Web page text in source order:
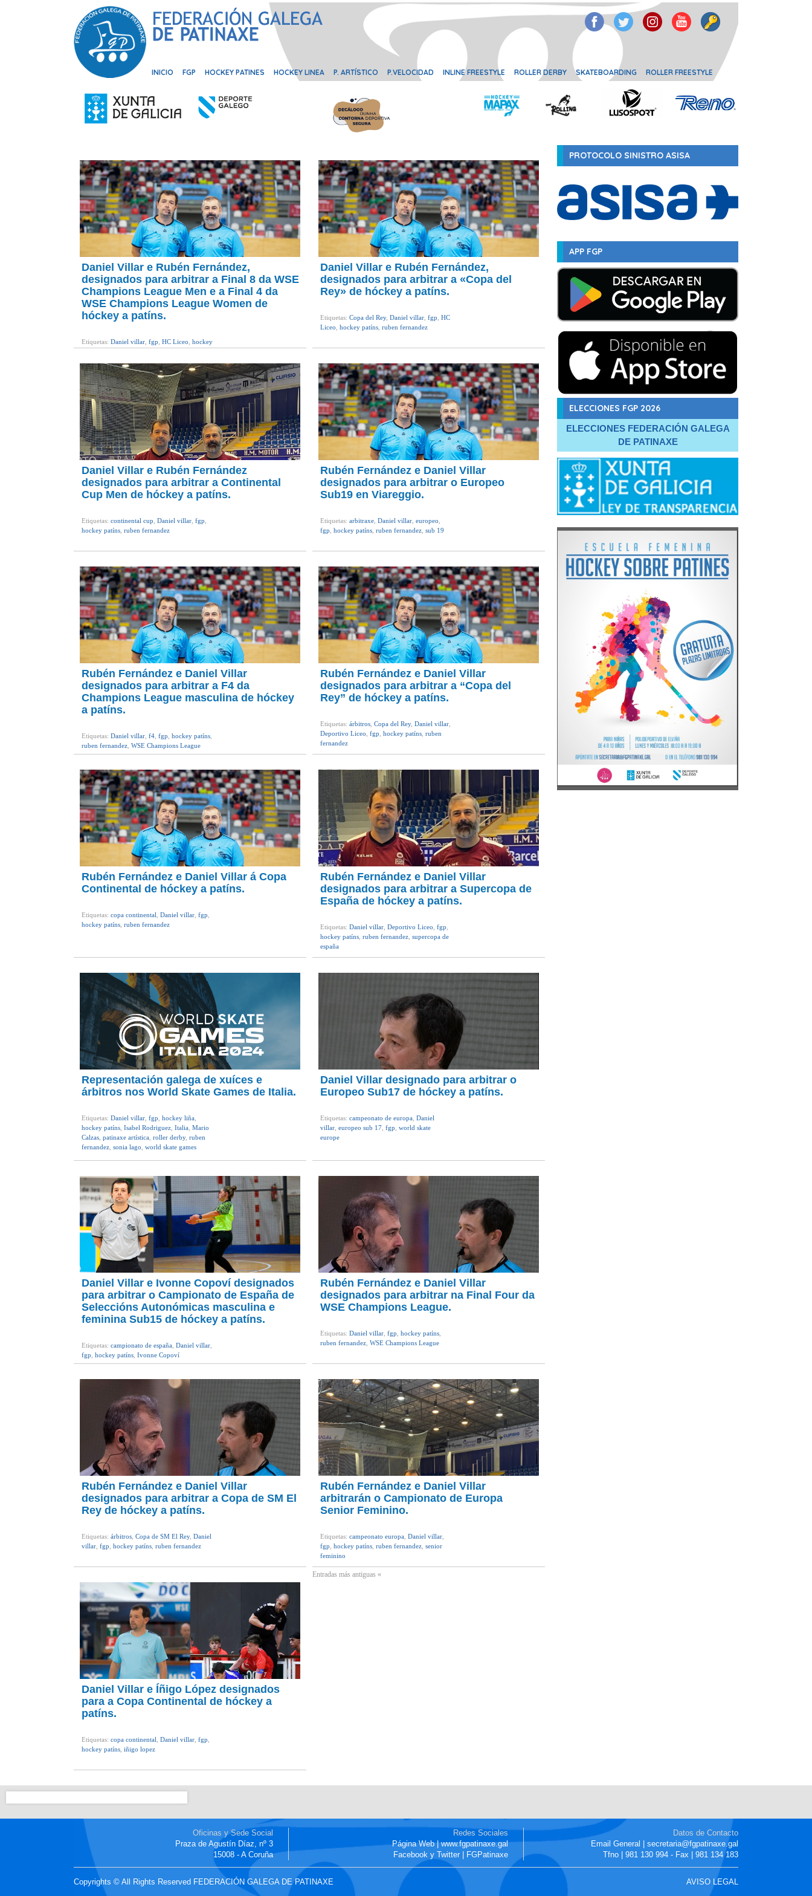
INICIO FGP HOCKEY PATINES HOCKEY LINEA P. ARTÍSTICO P.VELOCIDAD INLINE FREESTYLE ROLLER DERBY SKATEBOARDING ROLLER FREESTYLE
PROTOCOLO SINISTRO ASISA
APP FGP
ELECCIONES FGP 2026
ELECCIONES FEDERACIÓN GALEGA
DE PATINAXE
Daniel Villar e Rubén Fernández,
designados para arbitrar a Final 8 da WSE
Champions League Men e a Final 4 da
WSE Champions League Women de
hóckey a patíns.
Etiquetas: Daniel villar fgp HC Liceo hockey
Daniel Villar e Rubén Fernández,
designados para arbitrar a «Copa del
Rey» de hóckey a patíns.
Etiquetas: Copa del Rey, Daniel villar fgp HC
Liceo hockey patíns ruben fernandez
Daniel Villar e Rubén Fernández
designados para arbitrar a Continental
Cup Men de hóckey a patíns.
Etiquetas: continental cup Daniel villar fgp
hockey patíns ruben fernandez
Rubén Fernández e Daniel Villar
designados para arbitrar o Europeo
Sub19 en Viareggio.
Etiquetas: arbitraxe Daniel villar europeo
fgp hockey patíns ruben fernandez sub 19
Rubén Fernández e Daniel Villar
designados para arbitrar a F4 da
Champions League masculina de hóckey
a patíns.
Etiquetas: Daniel villar f4 fgp hockey patíns
ruben fernandez WSE Champions League
Rubén Fernández e Daniel Villar
designados para arbitrar a “Copa del
Rey” de hóckey a patíns.
Etiquetas: árbitros Copa del Rey, Daniel villar
Deportivo Liceo fgp hockey patíns ruben
fernandez
Rubén Fernández e Daniel Villar á Copa
Continental de hóckey a patíns.
Etiquetas: copa continental Daniel villar fgp
hockey patíns ruben fernandez
Rubén Fernández e Daniel Villar
designados para arbitrar a Supercopa de
España de hóckey a patíns.
Etiquetas: Daniel villar Deportivo Liceo fgp
hockey patíns ruben fernandez supercopa de
españa
Representación galega de xuíces e
árbitros nos World Skate Games de Italia.
Etiquetas: Daniel villar fgp hockey liña
hockey patíns Isabel Rodriguez Italia Mario
Calzas patinaxe artística roller derby, ruben
fernandez sonia lago world skate games
Daniel Villar designado para arbitrar o
Europeo Sub17 de hóckey a patíns.
Etiquetas: campeonato de europa Daniel
villar europeo sub 17 fgp world skate
europe
Daniel Villar e Ivonne Copoví designados
para arbitrar o Campionato de España de
Seleccións Autonómicas masculina e
feminina Sub15 de hóckey a patíns.
Etiquetas: campionato de españa Daniel villar
fgp hockey patíns Ivonne Copoví
Rubén Fernández e Daniel Villar
designados para arbitrar na Final Four da
WSE Champions League.
Etiquetas: Daniel villar fgp hockey patíns
ruben fernandez WSE Champions League
Rubén Fernández e Daniel Villar
designados para arbitrar a Copa de SM El
Rey de hóckey a patíns.
Etiquetas: árbitros Copa de SM El Rey, Daniel
villar fgp hockey patíns ruben fernandez
Rubén Fernández e Daniel Villar
arbitrarán o Campionato de Europa
Senior Feminino.
Etiquetas: campeonato europa Daniel villar
fgp hockey patíns ruben fernandez senior
feminino
Daniel Villar e Íñigo López designados
para a Copa Continental de hóckey a
patíns.
Etiquetas: copa continental Daniel villar fgp
hockey patíns iñigo lopez
Entradas más antiguas «
Oficinas y Sede Social
Praza de Agustín Díaz, nº 3
15008 - A Coruña
Redes Sociales
Página Web | www.fgpatinaxe.gal
Facebook y Twitter | FGPatinaxe
Datos de Contacto
Email General | secretaria@fgpatinaxe.gal
Tfno | 981 130 994 - Fax | 981 134 183
Copyrights © All Rights Reserved FEDERACIÓN GALEGA DE PATINAXE AVISO LEGAL